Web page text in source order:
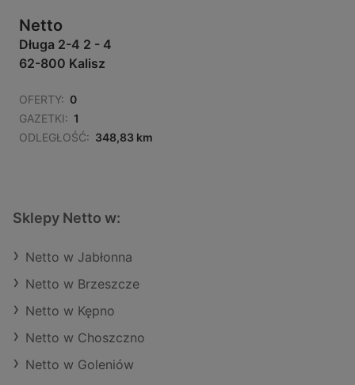
Netto
Długa 2-4 2 - 4
62-800 Kalisz
OFERTY: 0
GAZETKI: 1
ODLEGŁOŚĆ: 348,83 km
Sklepy Netto w:
Netto w Jabłonna
Netto w Brzeszcze
Netto w Kępno
Netto w Choszczno
Netto w Goleniów